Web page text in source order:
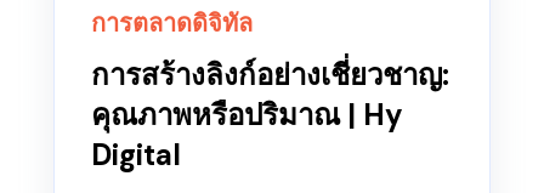
การตลาดดิจิทัล
การสร้างลิงก์อย่างเชี่ยวชาญ:
คุณภาพหรือปริมาณ | Hy
Digital